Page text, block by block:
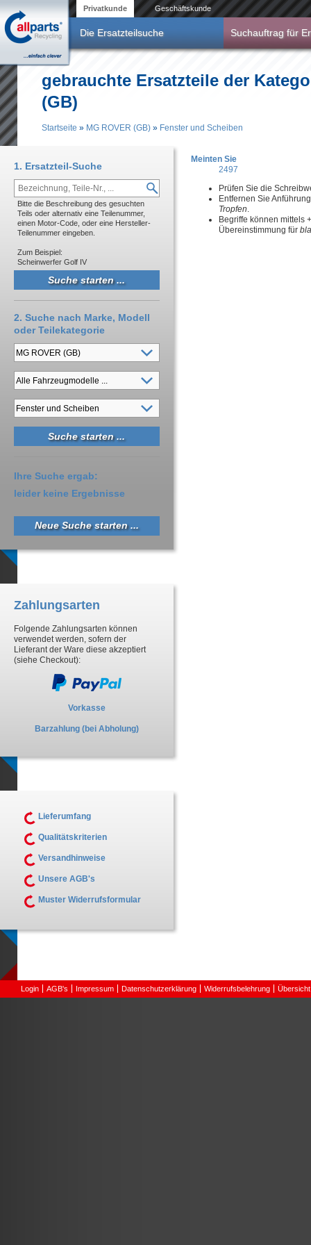
Privatkunde Geschäftskunde
Die Ersatzteilsuche Suchauftrag für
gebrauchte Ersatzteile der
(GB)
Startseite » MG ROVER (GB) » Fenster und Scheiben
Meinten Sie
2497
Prüfen Sie die
Entfernen Sie
Tropfen.
Begriffe können mittels
Übereinstimmung für
1. Ersatzteil-Suche
Bitte die Beschreibung des gesuchten
Teils oder alternativ eine Teilenummer,
einen Motor-Code, oder eine Hersteller-
Teilenummer eingeben.
Zum Beispiel:
Scheinwerfer Golf IV
2. Suche nach Marke, Modell
oder Teilekategorie
Ihre Suche ergab:
leider keine Ergebnisse
Neue Suche starten ...
Zahlungsarten
Folgende Zahlungsarten können
verwendet werden, sofern der
Lieferant der Ware diese akzeptiert
(siehe Checkout):
Vorkasse
Barzahlung (bei Abholung)
Lieferumfang
Qualitätskriterien
Versandhinweise
Unsere AGB's
Muster Widerrufsformular
Login AGB's Impressum Datenschutzerklärung Widerrufsbelehrung